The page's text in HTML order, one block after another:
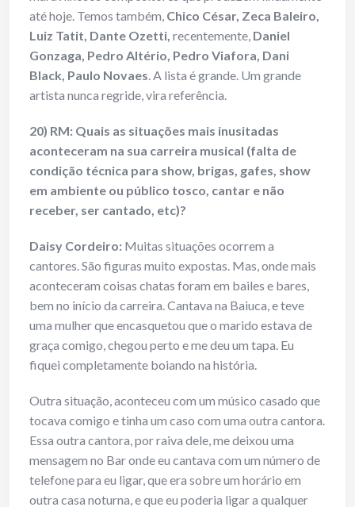
até hoje. Temos também, Chico César, Zeca Baleiro,
Luiz Tatit, Dante Ozetti, recentemente, Daniel
Gonzaga, Pedro Altério, Pedro Viafora, Dani
Black, Paulo Novaes. A lista é grande. Um grande
artista nunca regride, vira referência.
20) RM: Quais as situações mais inusitadas
aconteceram na sua carreira musical (falta de
condição técnica para show, brigas, gafes, show
em ambiente ou público tosco, cantar e não
receber, ser cantado, etc)?
Daisy Cordeiro: Muitas situações ocorrem a
cantores. São figuras muito expostas. Mas, onde mais
aconteceram coisas chatas foram em bailes e bares,
bem no início da carreira. Cantava na Baiuca, e teve
uma mulher que encasquetou que o marido estava de
graça comigo, chegou perto e me deu um tapa. Eu
fiquei completamente boiando na história.
Outra situação, aconteceu com um músico casado que
tocava comigo e tinha um caso com uma outra cantora.
Essa outra cantora, por raiva dele, me deixou uma
mensagem no Bar onde eu cantava com um número de
telefone para eu ligar, que era sobre um horário em
outra casa noturna, e que eu poderia ligar a qualquer